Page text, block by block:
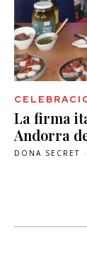
La firma
Andorra
DONA SECRET -